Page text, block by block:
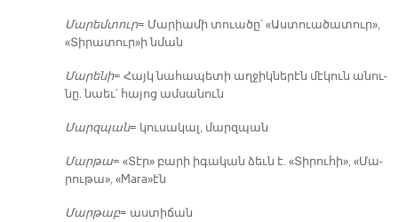
Մա­րեմ­տուր= Մա­րիա­մի տուա­ծը՝ «Աս­տուա­ծա­տուր»,
«Տի­րա­տուր»ի նման
Մա­րե­նի= Հայկ նա­հա­պե­տի աղ­ջիկ­նե­րէն մէ­կուն ա­նու­
նը. նաեւ՝ հա­յոց ամ­սա­նուն
Մարզ­պան= կու­սա­կալ, մարզ­պան
Մար­թա= «Տէր» բա­րի ի­գա­կան ձեւն է. «Տի­րու­հի», «Մա­
րու­թա», «Mara»էն
Մար­թաբ= աս­տի­ճան